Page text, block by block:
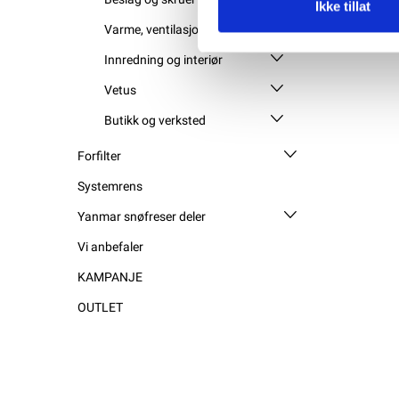
Ikke tillat
Varme, ventilasjon og luker
Innredning og interiør
Vetus
Butikk og verksted
Forfilter
Systemrens
Yanmar snøfreser deler
Vi anbefaler
KAMPANJE
OUTLET